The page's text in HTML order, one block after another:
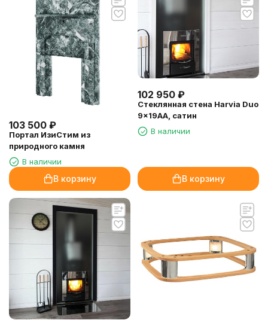
103 500 ₽
Портал ИзиСтим из
природного камня
В наличии
В корзину
102 950 ₽
Стеклянная стена Harvia Duo
9×19АА, сатин
В наличии
В корзину